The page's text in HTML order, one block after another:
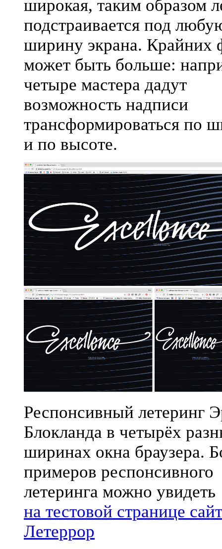
широкая, таким образом
подстраивается под
ширину экрана. Крайних
может быть больше:
четыре мастера дадут
возможность надписи
трансформироваться по
и по высоте.
Респонсивный летеринг
Блокланда в четырёх
ширинах окна браузера.
примеров респонсивного
летеринга можно увидеть
на тестовой странице
Летеррор